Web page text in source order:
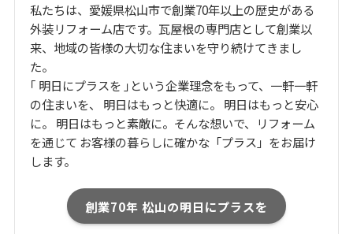
私たちは、愛媛県松山市で創業70年以上の歴史がある
外装リフォーム店です。瓦屋根の専門店として創業以
来、地域の皆様の大切な住まいを守り続けてきまし
た。
｢ 明日にプラスを ｣という企業理念をもって、一軒一軒
の住まいを、 明日はもっと快適に。 明日はもっと安心
に。 明日はもっと素敵に。そんな想いで、リフォーム
を通じて お客様の暮らしに確かな「プラス」をお届け
します。
創業70年 松山の明日にプラスを